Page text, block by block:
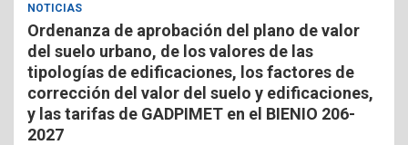
NOTICIAS
Ordenanza de aprobación del plano de valor
del suelo urbano, de los valores de las
tipologías de edificaciones, los factores de
corrección del valor del suelo y edificaciones,
y las tarifas de GADPIMET en el BIENIO 206-
2027